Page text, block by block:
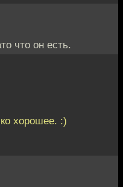
что он есть.
хорошее. :)